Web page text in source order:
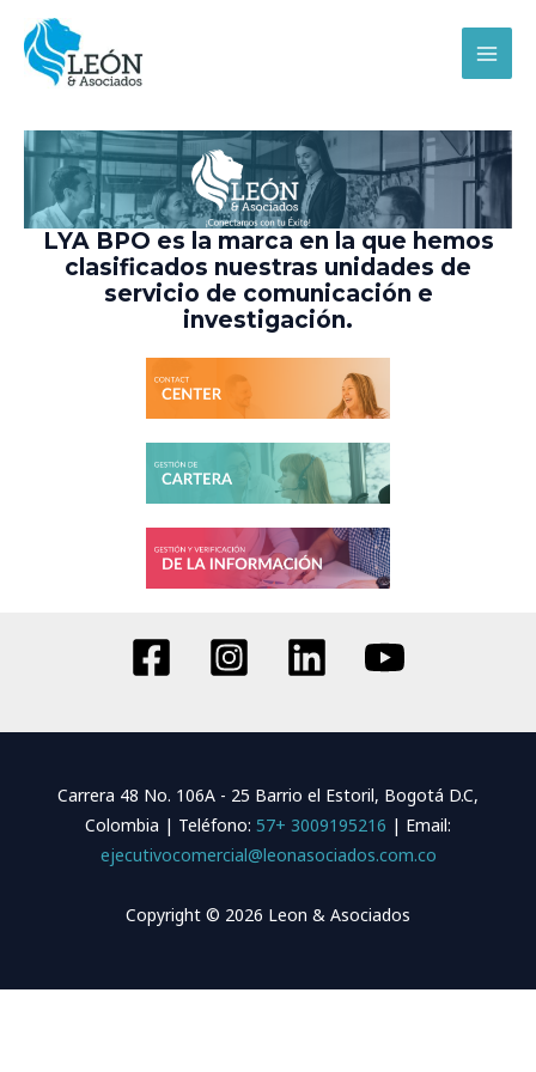
contenido
LYA BPO es la marca en la que hemos
clasificados nuestras unidades de
servicio de comunicación e
investigación.
Carrera 48 No. 106A - 25 Barrio el Estoril, Bogotá D.C,
Colombia | Teléfono: 57+ 3009195216 | Email:
ejecutivocomercial@leonasociados.com.co
Copyright © 2026 Leon & Asociados